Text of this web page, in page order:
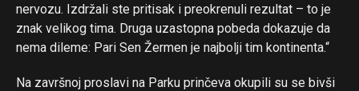
nervozu. Izdržali ste pritisak i preokrenuli rezultat – to je
znak velikog tima. Druga uzastopna pobeda dokazuje da
nema dileme: Pari Sen Žermen je najbolji tim kontinenta.“
Na završnoj proslavi na Parku prinčeva okupili su se bivši